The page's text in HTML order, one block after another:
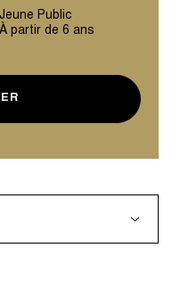
Jeune Public
À partir de 6 ans